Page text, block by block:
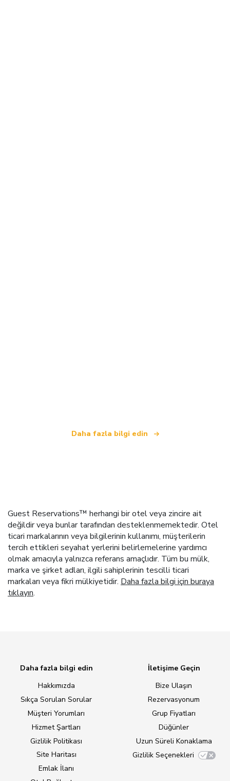
Daha fazla bilgi edin
Guest Reservations™ herhangi bir otel veya zincire ait
değildir veya bunlar tarafından desteklenmemektedir. Otel
ticari markalarının veya bilgilerinin kullanımı, müşterilerin
tercih ettikleri seyahat yerlerini belirlemelerine yardımcı
olmak amacıyla yalnızca referans amaçlıdır. Tüm bu mülk,
marka ve şirket adları, ilgili sahiplerinin tescilli ticari
markaları veya fikri mülkiyetidir. Daha fazla bilgi için buraya
tıklayın.
Daha fazla bilgi edin
Hakkımızda
Sıkça Sorulan Sorular
Müşteri Yorumları
Hizmet Şartları
Gizlilik Politikası
Site Haritası
Emlak İlanı
İletişime Geçin
Bize Ulaşın
Rezervasyonum
Grup Fiyatları
Düğünler
Uzun Süreli Konaklama
Gizlilik Seçenekleri